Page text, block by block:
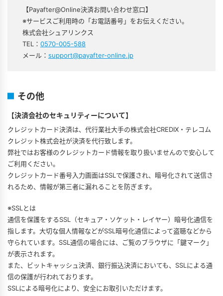
【Payafter@Online決済お問い合わせ窓口】
※サービスご利用時の「お電話番号」をお伝えください。
株式会社シュアリンクス
TEL： 0570-005-588
メール： support@payafter-online.jp
その他
【決済会社のセキュリティーについて】
クレジットカード決済は、代行業社大手の株式会社CREDIX・テレコム
クレジット株式会社が決済を代行致します。
弊社ではお客様のクレジットカード情報を取り扱いませんので安心して
ご利用ください。
クレジットカード番号入力画面はSSLで保護され、暗号化されて送信さ
れるため、情報が第三者に漏れることを防ぎます。
※SSLとは
通信を保護をするSSL（セキュア・ソケット・レイヤー）暗号化通信を
指します。大切な個人情報などがSSL暗号化通信によって盗聴などから
守られています。SSL通信の場合には、ご覧のブラウザに「鍵マーク」
が表示されます。
また、ビットキャッシュ決済、銀行振込決済においても、SSLによる通
信の保護が行われております。
SSLによる暗号化により、安全にお取引いただけます。